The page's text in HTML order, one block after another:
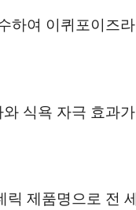
하여 이퀴포이즈
식욕 자극 효과
제품명으로 전